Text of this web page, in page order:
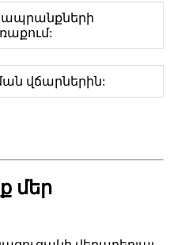
ապրանքների
վճարներին:
մեր